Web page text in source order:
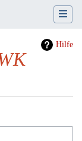
Hilfe